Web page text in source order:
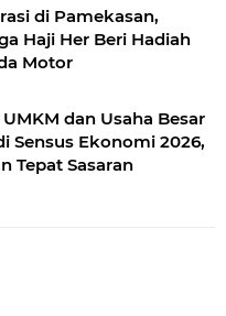
di Pamekasan,
Haji Her Beri Hadiah
Motor
dan Usaha Besar
Sensus Ekonomi 2026,
Tepat Sasaran